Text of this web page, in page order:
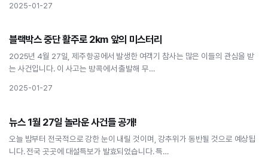
2025-01-27
블랙박스 중단 활주로 2km 앞의 미스터리
사회
블랙박스 중단 활주로 2km 앞의 미스터리
2025년 4월 27일, 제주항공에서 발생한 여객기 참사는 많은 이들의 관심을 받
는 사건입니다. 이 사고는 방콕에서 출발해 무…
2025-01-27
뉴스 1월 27일 놀라운 사건들 공개!
사회
뉴스 1월 27일 놀라운 사건들 공개!
오늘 밤부터 전국적으로 강한 눈이 내릴 것이며, 강추위가 동반될 것으로 예상됩
니다. 전국 곳곳에 대설특보가 발효되었습니다. 특…